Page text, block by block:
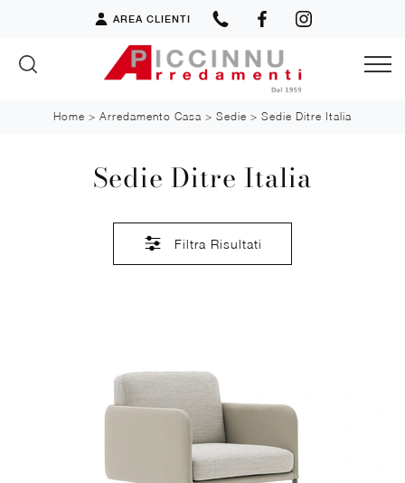
AREA CLIENTI
Home > Arredamento Casa > Sedie > Sedie Ditre Italia
Sedie Ditre Italia
Filtra Risultati